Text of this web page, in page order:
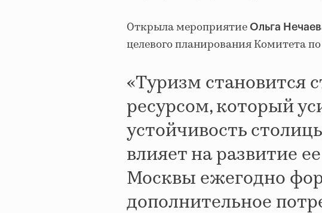
Открыла мероприятие Ольга
целевого планирования Комитета
«Туризм становится
ресурсом, который
устойчивость
влияет на развитие
Москвы ежегодно
дополнительное